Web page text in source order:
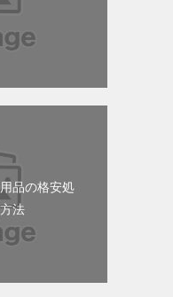
品の格安処
法